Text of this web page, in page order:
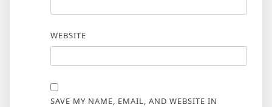
WEBSITE
SAVE MY NAME, EMAIL, AND WEBSITE IN